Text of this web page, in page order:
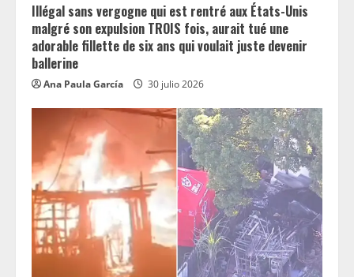
Illégal sans vergogne qui est rentré aux États-Unis
malgré son expulsion TROIS fois, aurait tué une
adorable fillette de six ans qui voulait juste devenir
ballerine
Ana Paula García 30 julio 2026